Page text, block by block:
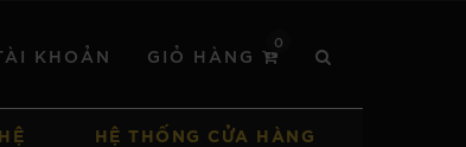
KHOẢN GIỎ HÀNG
0
HỆ THỐNG CỬA HÀNG